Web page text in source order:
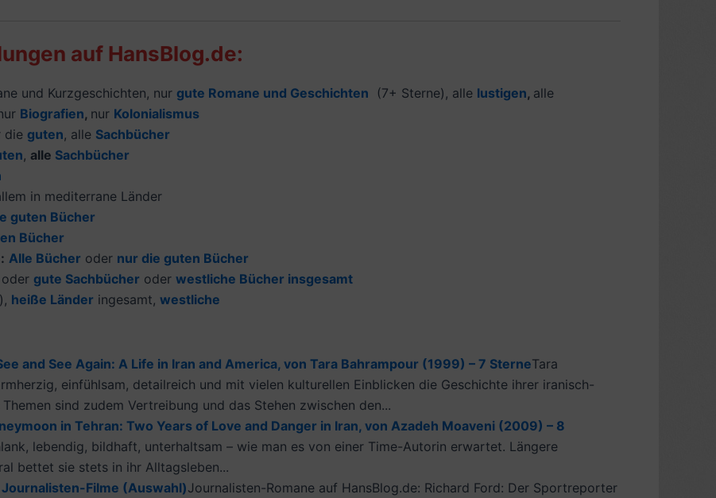
auf HansBlog.de:
und Kurzgeschichten, nur gute Romane und Geschichten (7+ Sterne), alle lustigen, alle
Biografien, nur Kolonialismus
die guten, alle Sachbücher
, alle Sachbücher
in mediterrane Länder
guten Bücher
Bücher
Alle Bücher oder nur die guten Bücher
oder gute Sachbücher oder westliche Bücher insgesamt
heiße Länder ingesamt, westliche
and See Again: A Life in Iran and America, von Tara Bahrampour (1999) – 7 SterneTara
einfühlsam, detailreich und mit vielen kulturellen Einblicken die Geschichte ihrer iranisch-
sind zudem Vertreibung und das Stehen zwischen den...
in Tehran: Two Years of Love and Danger in Iran, von Azadeh Moaveni (2009) – 8
lebendig, bildhaft, unterhaltsam – wie man es von einer Time-Autorin erwartet. Längere
bettet sie stets in ihr Alltagsleben...
Filme (Auswahl)Journalisten-Romane auf HansBlog.de: Richard Ford: Der Sportreporter